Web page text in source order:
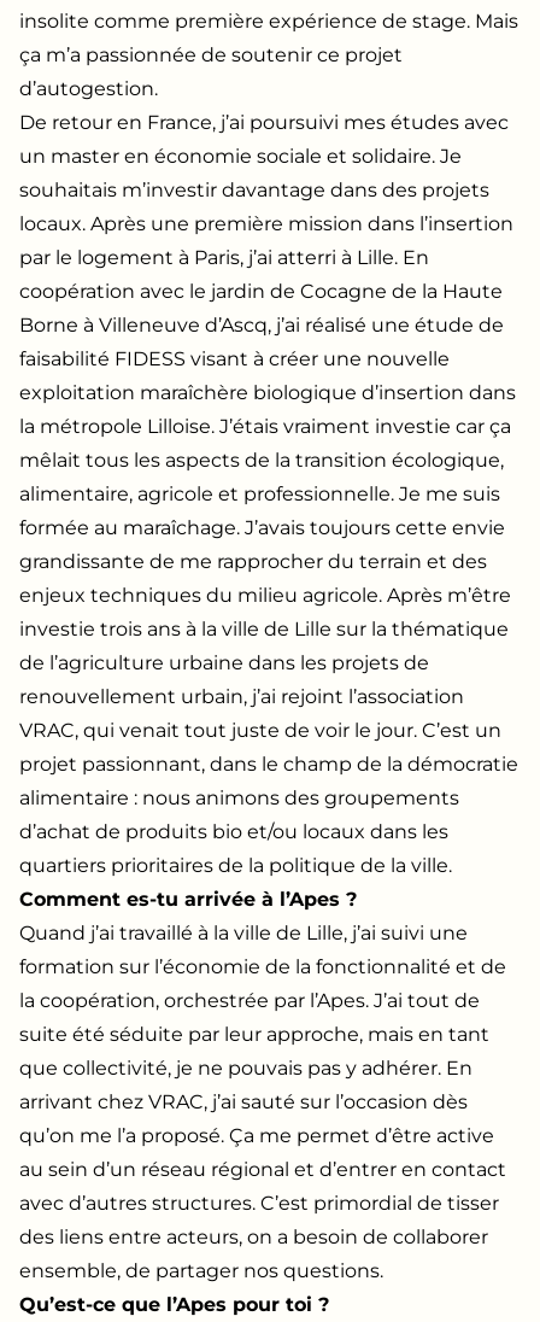
insolite comme première expérience de stage. Mais
ça m’a passionnée de soutenir ce projet
d’autogestion.
De retour en France, j’ai poursuivi mes études avec
un master en économie sociale et solidaire. Je
souhaitais m’investir davantage dans des projets
locaux. Après une première mission dans l’insertion
par le logement à Paris, j’ai atterri à Lille. En
coopération avec le jardin de Cocagne de la Haute
Borne à Villeneuve d’Ascq, j’ai réalisé une étude de
faisabilité FIDESS visant à créer une nouvelle
exploitation maraîchère biologique d’insertion dans
la métropole Lilloise. J’étais vraiment investie car ça
mêlait tous les aspects de la transition écologique,
alimentaire, agricole et professionnelle. Je me suis
formée au maraîchage. J’avais toujours cette envie
grandissante de me rapprocher du terrain et des
enjeux techniques du milieu agricole. Après m’être
investie trois ans à la ville de Lille sur la thématique
de l’agriculture urbaine dans les projets de
renouvellement urbain, j’ai rejoint l’association
VRAC, qui venait tout juste de voir le jour. C’est un
projet passionnant, dans le champ de la démocratie
alimentaire : nous animons des groupements
d’achat de produits bio et/ou locaux dans les
quartiers prioritaires de la politique de la ville.
Comment es-tu arrivée à l’Apes ?
Quand j’ai travaillé à la ville de Lille, j’ai suivi une
formation sur l’économie de la fonctionnalité et de
la coopération, orchestrée par l’Apes. J’ai tout de
suite été séduite par leur approche, mais en tant
que collectivité, je ne pouvais pas y adhérer. En
arrivant chez VRAC, j’ai sauté sur l’occasion dès
qu’on me l’a proposé. Ça me permet d’être active
au sein d’un réseau régional et d’entrer en contact
avec d’autres structures. C’est primordial de tisser
des liens entre acteurs, on a besoin de collaborer
ensemble, de partager nos questions.
Qu’est-ce que l’Apes pour toi ?